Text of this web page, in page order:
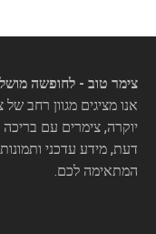
צימר טוב - לחופשה
אנו מציגים מגוון רחב
יוקרה, צימרים עם בריכה
דעת, מידע עדכני
המתאימה לכם.